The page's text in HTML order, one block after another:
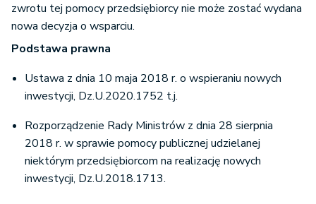
zwrotu tej pomocy przedsiębiorcy nie może zostać wydana
nowa decyzja o wsparciu.
Podstawa prawna
Ustawa z dnia 10 maja 2018 r. o wspieraniu nowych
inwestycji, Dz.U.2020.1752 t.j.
Rozporządzenie Rady Ministrów z dnia 28 sierpnia
2018 r. w sprawie pomocy publicznej udzielanej
niektórym przedsiębiorcom na realizację nowych
inwestycji, Dz.U.2018.1713.